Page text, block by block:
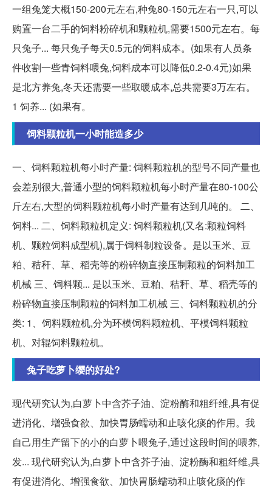
一组兔笼大概150-200元左右,种兔80-150元左右一只,可以
购置一台二手的饲料粉碎机和颗粒机,需要1500元左右。每
只兔子... 每只兔子每天0.5元的饲料成本。(如果有人员条
件收割一些青饲料喂兔,饲料成本可以降低0.2-0.4元)如果
是北方养兔,冬天还需要一些取暖成本,总共需要3万左右。
1 饲养... (如果有。
饲料颗粒机一小时能造多少
一、饲料颗粒机每小时产量: 饲料颗粒机的型号不同产量也
会差别很大,普通小型的饲料颗粒机每小时产量在80-100公
斤左右,大型的饲料颗粒机每小时产量有达到几吨的。 二、
饲料... 二、饲料颗粒机定义: 饲料颗粒机(又名:颗粒饲料
机、颗粒饲料成型机),属于饲料制粒设备。是以玉米、豆
粕、秸秆、草、稻壳等的粉碎物直接压制颗粒的饲料加工
机械 三、饲料颗... 是以玉米、豆粕、秸秆、草、稻壳等的
粉碎物直接压制颗粒的饲料加工机械 三、饲料颗粒机的分
类: 1、饲料颗粒机,分为环模饲料颗粒机、平模饲料颗粒
机、对辊饲料颗粒机。
兔子吃萝卜缨的好处?
现代研究认为,白萝卜中含芥子油、淀粉酶和粗纤维,具有促
进消化、增强食欲、加快胃肠蠕动和止咳化痰的作用。我
自己用生产留下的小的白萝卜喂兔子,通过这段时间的喂养,
发... 现代研究认为,白萝卜中含芥子油、淀粉酶和粗纤维,具
有促进消化、增强食欲、加快胃肠蠕动和止咳化痰的作